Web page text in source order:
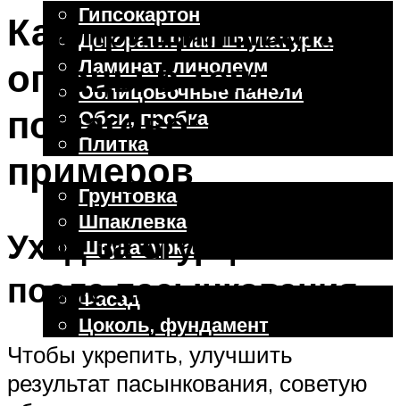
Гипсокартон
Декоративная штукатурка
Ламинат, линолеум
Облицовочные панели
Обои, пробка
Плитка
Отделочные работы
Грунтовка
Шпаклевка
Штукатурка
Внешняя отделка
Фасад
Цоколь, фундамент
Меню
Как прищипывать
огурцы в теплице
пошагово: 30 фото-
примеров
Уход за огурцами
после пасынкования
Чтобы укрепить, улучшить
результат пасынкования, советую